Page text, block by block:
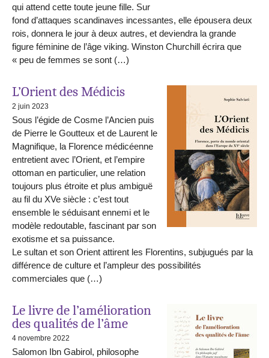
qui attend cette toute jeune fille. Sur
fond d’attaques scandinaves incessantes, elle épousera deux
rois, donnera le jour à deux autres, et deviendra la grande
figure féminine de l’âge viking. Winston Churchill écrira que
« peu de femmes se sont (…)
L’Orient des Médicis
2 juin 2023
Sous l’égide de Cosme l’Ancien puis
de Pierre le Goutteux et de Laurent le
Magnifique, la Florence médicéenne
entretient avec l’Orient, et l’empire
ottoman en particulier, une relation
toujours plus étroite et plus ambiguë
au fil du XVe siècle : c’est tout
ensemble le séduisant ennemi et le
modèle redoutable, fascinant par son
exotisme et sa puissance.
Le sultan et son Orient attirent les Florentins, subjugués par la
différence de culture et l’ampleur des possibilités
commerciales que (…)
Le livre de l’amélioration
des qualités de l’âme
4 novembre 2022
Salomon Ibn Gabirol, philosophe